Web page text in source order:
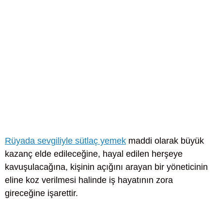
Rüyada sevgiliyle sütlaç yemek maddi olarak büyük
kazanç elde edileceğine, hayal edilen herşeye
kavuşulacağına, kişinin açığını arayan bir yöneticinin
eline koz verilmesi halinde iş hayatının zora
gireceğine işarettir.